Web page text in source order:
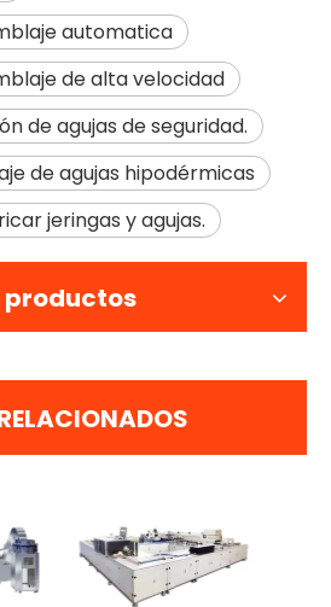
automatica
de alta velocidad
de agujas de seguridad.
de agujas hipodérmicas
jeringas y agujas.
productos